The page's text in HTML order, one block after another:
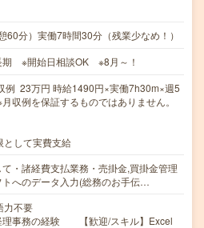
60分）実働7時間30分（残業少なめ！）
期 ※開始日相談OK ※8月～！
23万円 時給1490円×実働7h30m×週5
収例を保証するものではありません。
として実費支給
・諸経費支払業務・売掛金,買掛金管理
へのデータ入力(総務のお手伝…
力不要
理事務の経験 【歓迎/スキル】Excel